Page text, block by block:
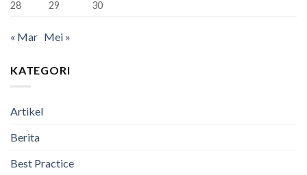
28
29 30
« Mar Mei »
KATEGORI
Artikel
Berita
Best Practice